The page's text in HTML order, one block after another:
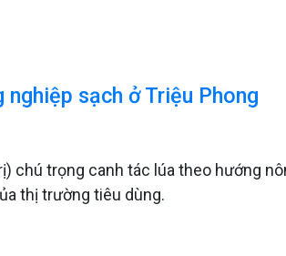
sạch ở Triệu Phong
chú trọng canh tác lúa theo hướng
thị trường tiêu dùng.